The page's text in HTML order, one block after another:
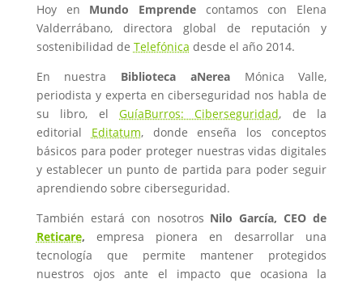
Hoy en Mundo Emprende contamos con Elena
Valderrábano, directora global de reputación y
sostenibilidad de Telefónica desde el año 2014.
En nuestra Biblioteca aNereaMónica Valle,
periodista y experta en ciberseguridad nos habla de
su libro, el GuíaBurros: Ciberseguridad, de la
editorial Editatum, donde enseña los conceptos
básicos para poder proteger nuestras vidas digitales
y establecer un punto de partida para poder seguir
aprendiendo sobre ciberseguridad.
También estará con nosotros Nilo García, CEO de
Reticare, empresa pionera en desarrollar una
tecnología que permite mantener protegidos
nuestros ojos ante el impacto que ocasiona la